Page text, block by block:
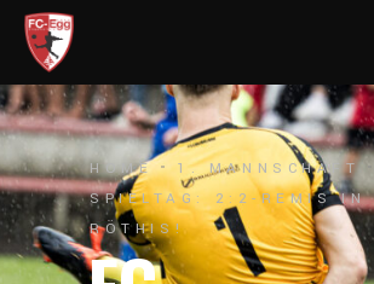
HOME 1. MANNSCHAFT
SPIELTAG: 2:2-REMIS IN
RÖTHIS!